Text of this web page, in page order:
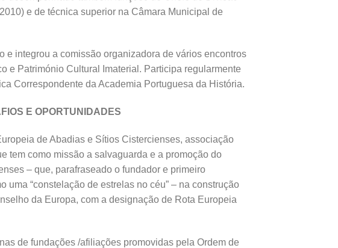
e de técnica superior na Câmara Municipal de
integrou a comissão organizadora de vários encontros
e Património Cultural Imaterial. Participa regularmente
Correspondente da Academia Portuguesa da História.
E OPORTUNIDADES
de Abadias e Sítios Cistercienses, associação
tem como missão a salvaguarda e a promoção do
– que, parafraseado o fundador e primeiro
“constelação de estrelas no céu” – na construção
da Europa, com a designação de Rota Europeia
de fundações /afiliações promovidas pela Ordem de